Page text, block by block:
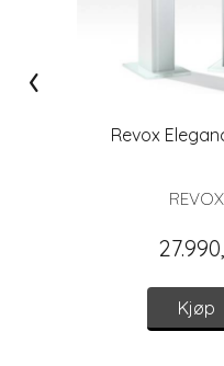
Revox
REVOX
Kjøp
‹